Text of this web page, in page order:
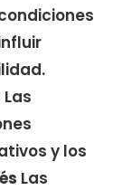
Las
y los
Las